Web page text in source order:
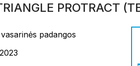
PROTRACT
padangos